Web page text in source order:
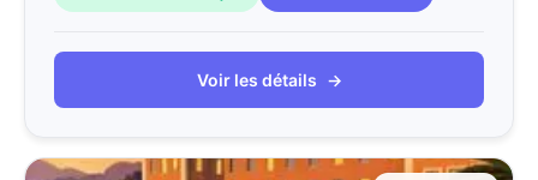
Voir les détails →